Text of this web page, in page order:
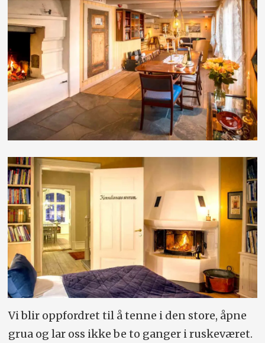
Vi blir oppfordret til å tenne i den store, åpne
grua og lar oss ikke be to ganger i ruskeværet.